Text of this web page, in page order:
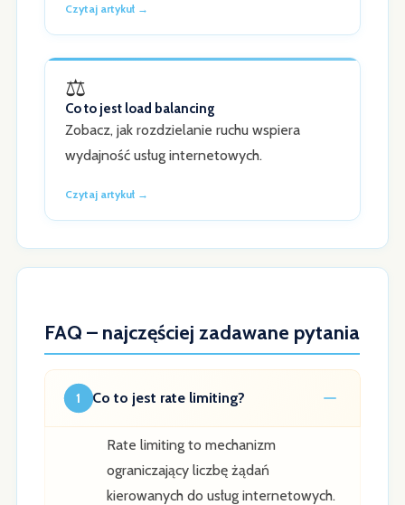
Czytaj artykuł →
⚖️
Co to jest load balancing
Zobacz, jak rozdzielanie ruchu wspiera
wydajność usług internetowych.
Czytaj artykuł →
FAQ – najczęściej zadawane pytania
1 Co to jest rate limiting?
Rate limiting to mechanizm
ograniczający liczbę żądań
kierowanych do usług internetowych.